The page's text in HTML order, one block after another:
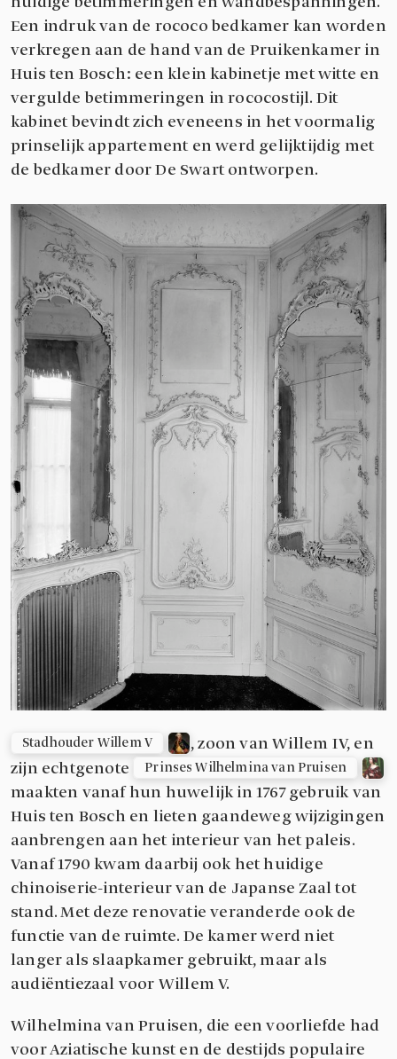
Een indruk van de rococo bedkamer kan worden
verkregen aan de hand van de Pruikenkamer in
Huis ten Bosch: een klein kabinetje met witte en
vergulde betimmeringen in rococostijl. Dit
kabinet bevindt zich eveneens in het voormalig
prinselijk appartement en werd gelijktijdig met
de bedkamer door De Swart ontworpen.
Stadhouder Willem V
, zoon van Willem IV, en
zijn echtgenote
Prinses Wilhelmina van Pruisen
maakten vanaf hun huwelijk in 1767 gebruik van
Huis ten Bosch en lieten gaandeweg wijzigingen
aanbrengen aan het interieur van het paleis.
Vanaf 1790 kwam daarbij ook het huidige
chinoiserie-interieur van de Japanse Zaal tot
stand. Met deze renovatie veranderde ook de
functie van de ruimte. De kamer werd niet
langer als slaapkamer gebruikt, maar als
audiëntiezaal voor Willem V.
Wilhelmina van Pruisen, die een voorliefde had
voor Aziatische kunst en de destijds populaire